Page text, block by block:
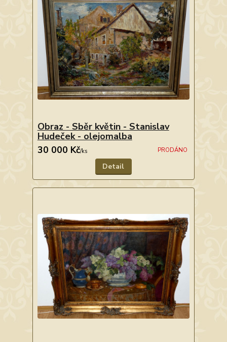
Obraz - Sběr květin - Stanislav
Hudeček - olejomalba
30 000 Kč/ks PRODÁNO
Detail